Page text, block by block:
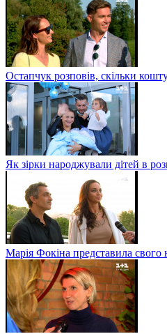
Остапчук розповів, скільки
Як зірки народжували дітей в
Марія Фокіна представила свого